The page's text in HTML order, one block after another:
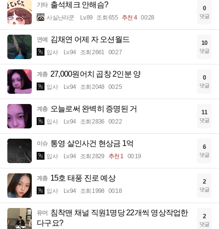
기타 출석체크 안해슴?
사실난라쿤 Lv.89 조회 655 추천 4 00:28
0
댓글
연예 김채연 어제 자 오션월드
입사 Lv.94 조회 2661 00:27
10
댓글
계층 27,000원어치 곱창 2인분 양
입사 Lv.94 조회 2048 00:25
0
댓글
계층 오늘로써 완벽히 증명된 거
입사 Lv.94 조회 2836 00:22
11
댓글
이슈 통영 살인사건 현상금 1억
입사 Lv.94 조회 2829 추천 1 00:19
6
댓글
계층 15호 태풍 진로 예상
입사 Lv.94 조회 1998 00:18
2
댓글
유머 침착맨 채널 직원1명당 22개씩 영상작업한
다구요?
2
댓글